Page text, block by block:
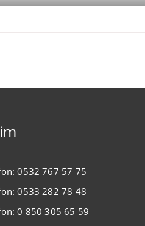
0532 767 57 75
0533 282 78 48
0 850 305 65 59